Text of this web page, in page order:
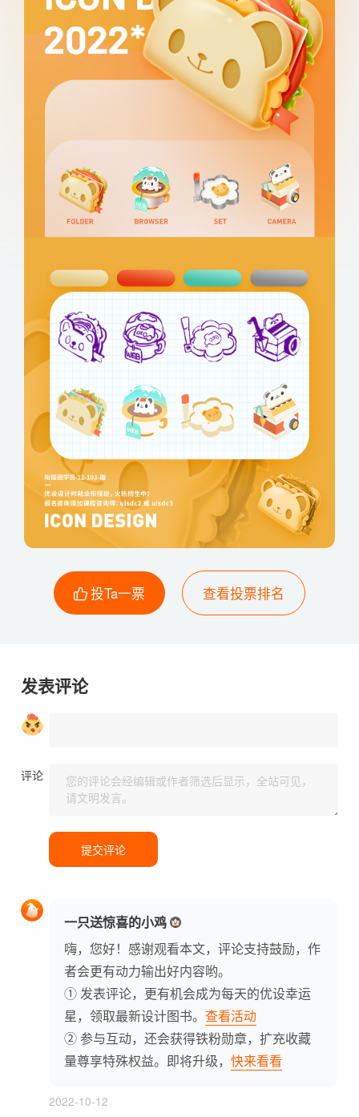
投Ta一票 查看投票排名
发表评论
评论
提交评论
一只送惊喜的小鸡
嗨，您好！感谢观看本文，评论支持鼓励，作
者会更有动力输出好内容哟。
① 发表评论，更有机会成为每天的优设幸运
星，领取最新设计图书。 查看活动
② 参与互动，还会获得铁粉勋章，扩充收藏
量尊享特殊权益。即将升级， 快来看看
2022-10-12